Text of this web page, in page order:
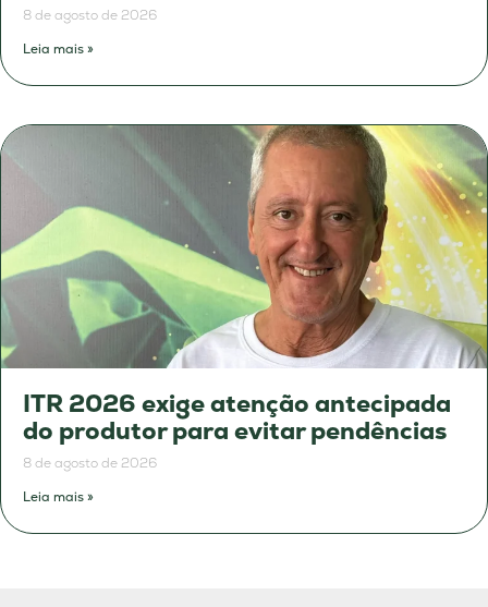
8 de agosto de 2026
Leia mais »
ITR 2026 exige atenção antecipada
do produtor para evitar pendências
8 de agosto de 2026
Leia mais »